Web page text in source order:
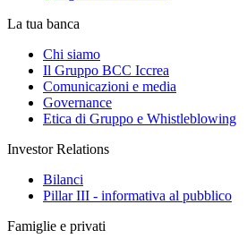
La tua banca
Chi siamo
Il Gruppo BCC Iccrea
Comunicazioni e media
Governance
Etica di Gruppo e Whistleblowing
Investor Relations
Bilanci
Pillar III - informativa al pubblico
Famiglie e privati